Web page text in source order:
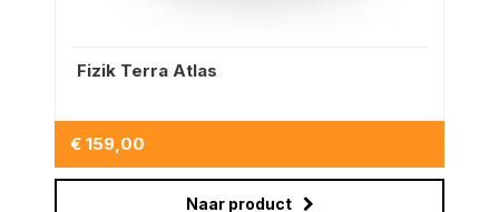
Fizik Terra Atlas
€ 159,00
Naar product